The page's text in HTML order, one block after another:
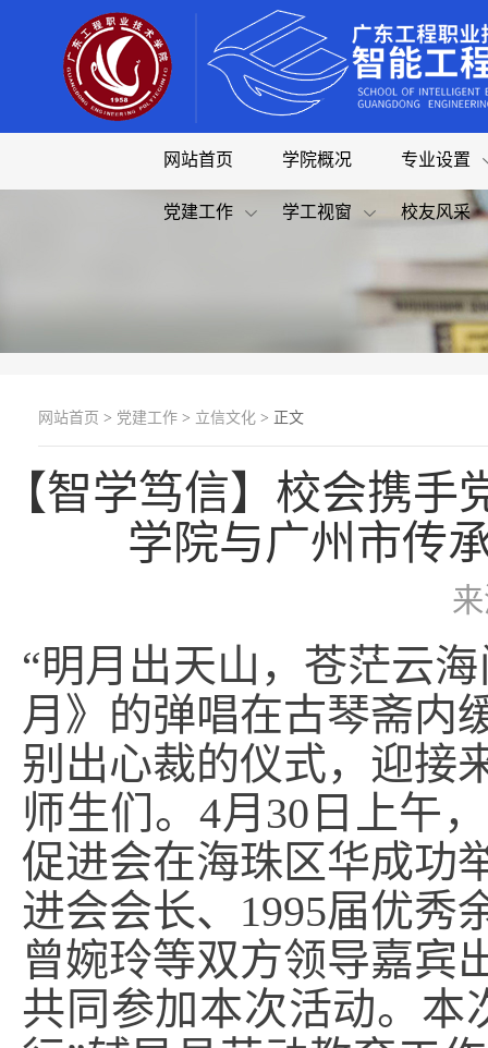
网站首页 学院概况 专业设置
党建工作 学工视窗 校友风采
网站首页 > 党建工作 > 立信文化 > 正文
【智学笃信】校会携
学院与广州市传
“明月出天山，苍茫云
月》的弹唱在古琴斋内
别出心裁的仪式，迎接
师生们。4月30日上午
促进会在海珠区华成功
进会会长、1995届优秀
曾婉玲等双方领导嘉宾
共同参加本次活动。本